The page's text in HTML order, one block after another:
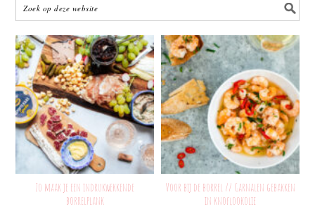
Zo maak je een indrukwekkende
borrelplank
Voor bij de borrel // Garnalen gebakken
in knoflookolie